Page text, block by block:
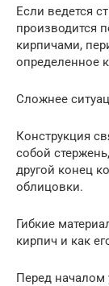
Если ведется
производится
кирпичами,
определенное
Сложнее
Конструкция
собой
другой конец
облицовки.
Гибкие
кирпич и как
Перед началом